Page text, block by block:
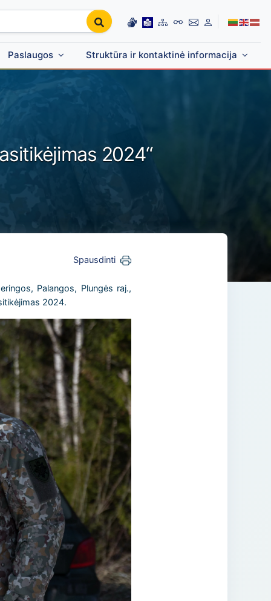
Paslaugos Struktūra ir kontaktinė informacija
2024“
Spausdinti
Palangos, Plungės raj.,
2024.